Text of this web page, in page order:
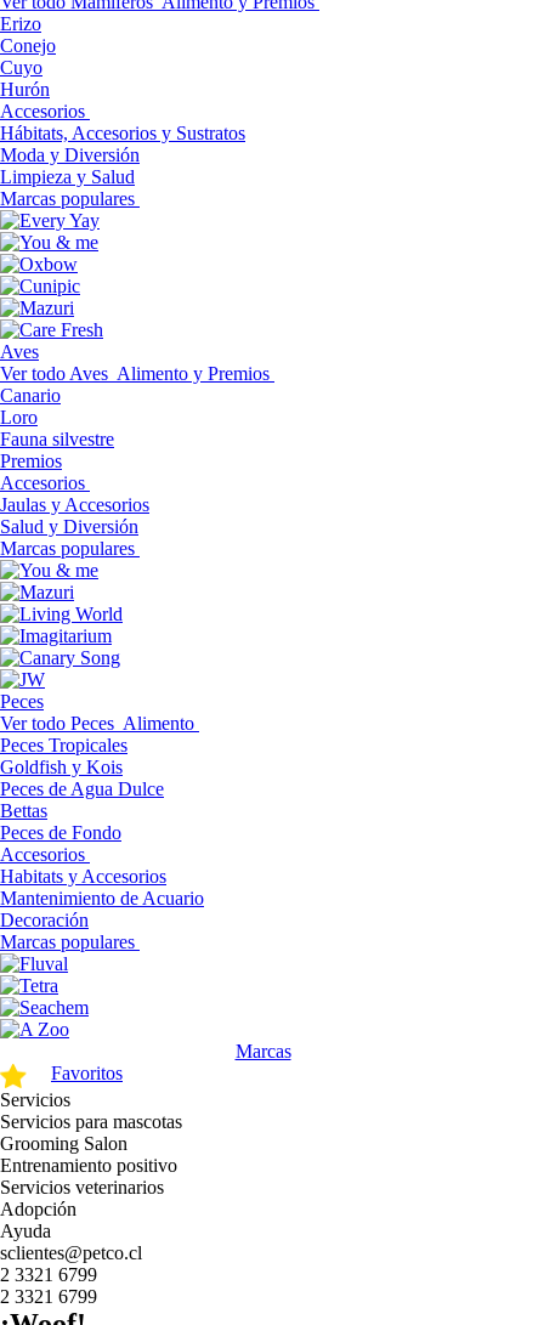
Erizo
Conejo
Cuyo
Hurón
Accesorios
Hábitats, Accesorios y Sustratos
Moda y Diversión
Limpieza y Salud
Marcas populares
Aves
Ver todo Aves Alimento y Premios
Canario
Loro
Fauna silvestre
Premios
Accesorios
Jaulas y Accesorios
Salud y Diversión
Marcas populares
Peces
Ver todo Peces Alimento
Peces Tropicales
Goldfish y Kois
Peces de Agua Dulce
Bettas
Peces de Fondo
Accesorios
Habitats y Accesorios
Mantenimiento de Acuario
Decoración
Marcas populares
Marcas
Favoritos
Servicios
Servicios para mascotas
Grooming Salon
Entrenamiento positivo
Servicios veterinarios
Adopción
Ayuda
sclientes@petco.cl
2 3321 6799
2 3321 6799